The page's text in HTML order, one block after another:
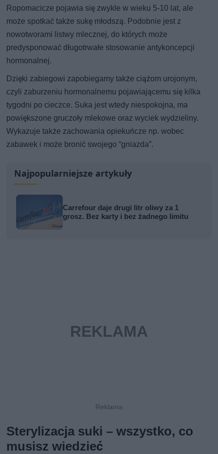
Ropomacicze pojawia się zwykle w wieku 5-10 lat, ale
może spotkać także sukę młodszą. Podobnie jest z
nowotworami listwy mlecznej, do których może
predysponować długotrwałe stosowanie antykoncepcji
hormonalnej.
Dzięki zabiegowi zapobiegamy także ciążom urojonym,
czyli zaburzeniu hormonalnemu pojawiającemu się kilka
tygodni po cieczce. Suka jest wtedy niespokojna, ma
powiększone gruczoły mlekowe oraz wyciek wydzieliny.
Wykazuje także zachowania opiekuńcze np. wobec
zabawek i może bronić swojego “gniazda”.
Najpopularniejsze artykuły
Carrefour daje drugi litr oliwy za 1
grosz. Bez karty i bez żadnego limitu
Sterylizacja suki – wszystko, co
musisz wiedzieć